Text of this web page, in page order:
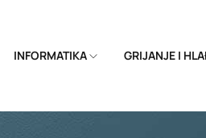
INFORMATIKA GRIJANJE I